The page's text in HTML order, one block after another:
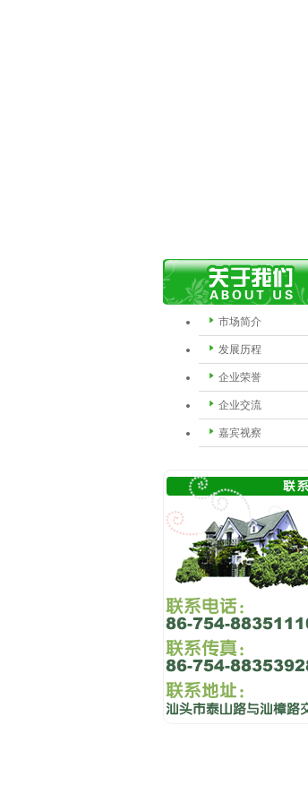
市场简介
发展历程
企业荣誉
企业交流
嘉宾视察